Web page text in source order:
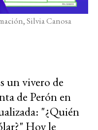
Silvia Canosa
un vivero de
de Perón en
"¿Quién
Hoy le